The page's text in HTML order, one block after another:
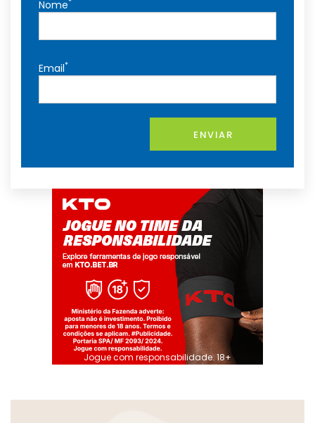
Nome
Email*
ENVIAR
Jogue com responsabilidade. 18+